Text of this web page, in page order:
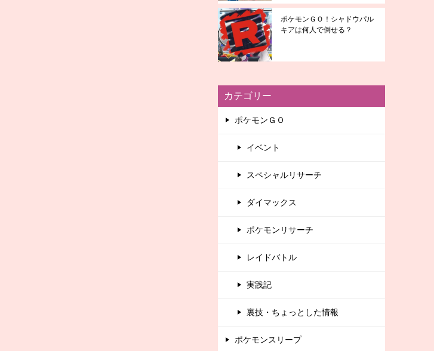
ポケモンＧＯ！シャドウパル
キアは何人で倒せる？
カテゴリー
ポケモンＧＯ
イベント
スペシャルリサーチ
ダイマックス
ポケモンリサーチ
レイドバトル
実践記
裏技・ちょっとした情報
ポケモンスリープ